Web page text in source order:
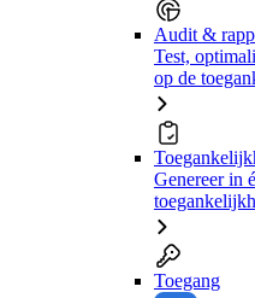
Audit &
Test,
op de
Genereer in
Toegang